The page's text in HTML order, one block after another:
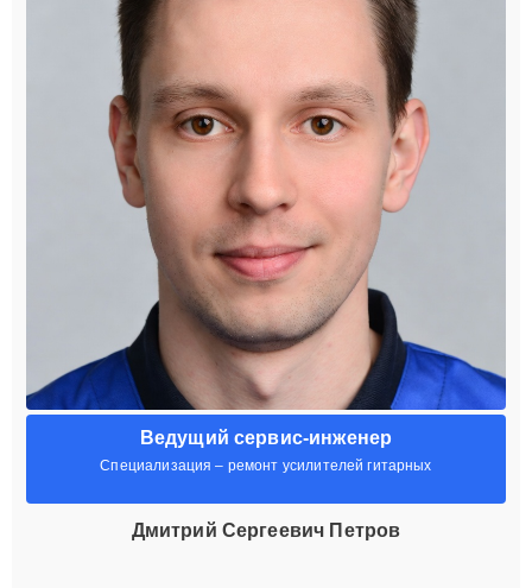
Ведущий сервис-инженер
Специализация – ремонт усилителей гитарных
Дмитрий Сергеевич Петров